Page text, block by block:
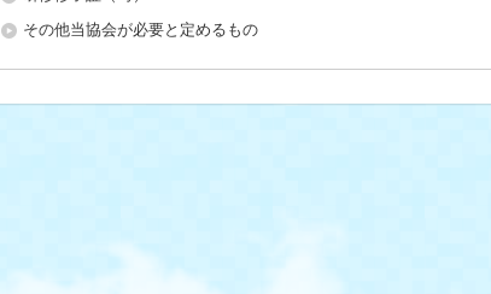
その他当協会が必要と定めるもの